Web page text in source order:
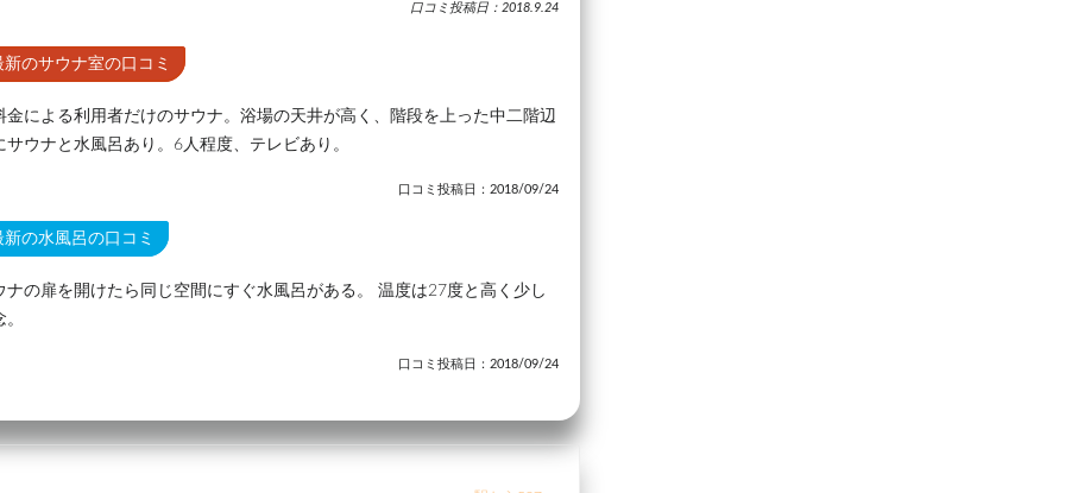
口コミ投稿日：2018.9.24
新のサウナ室の口コミ
金による利用者だけのサウナ。浴場の天井が高く、階段を上った中二階辺
サウナと水風呂あり。6人程度、テレビあり。
口コミ投稿日：2018/09/24
新の水風呂の口コミ
ナの扉を開けたら同じ空間にすぐ水風呂がある。 温度は27度と高く少し
口コミ投稿日：2018/09/24